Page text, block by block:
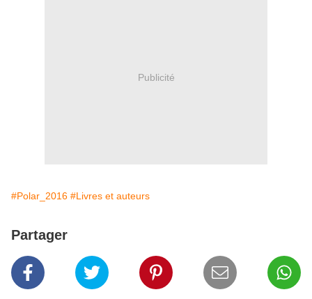
Publicité
#Polar_2016 #Livres et auteurs
Partager